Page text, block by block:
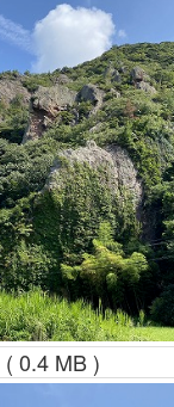
( 0.4 MB )